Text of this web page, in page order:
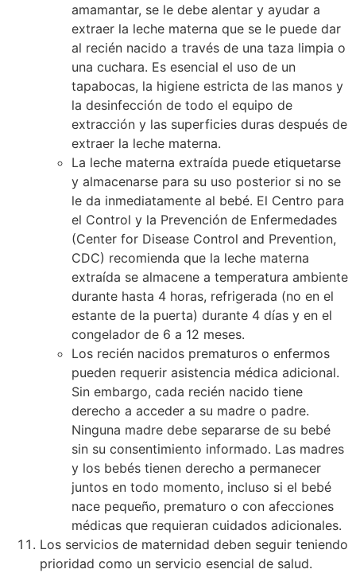
amamantar, se le debe alentar y ayudar a
extraer la leche materna que se le puede dar
al recién nacido a través de una taza limpia o
una cuchara. Es esencial el uso de un
tapabocas, la higiene estricta de las manos y
la desinfección de todo el equipo de
extracción y las superficies duras después de
extraer la leche materna.
La leche materna extraída puede etiquetarse
y almacenarse para su uso posterior si no se
le da inmediatamente al bebé. El Centro para
el Control y la Prevención de Enfermedades
(Center for Disease Control and Prevention,
CDC) recomienda que la leche materna
extraída se almacene a temperatura ambiente
durante hasta 4 horas, refrigerada (no en el
estante de la puerta) durante 4 días y en el
congelador de 6 a 12 meses.
Los recién nacidos prematuros o enfermos
pueden requerir asistencia médica adicional.
Sin embargo, cada recién nacido tiene
derecho a acceder a su madre o padre.
Ninguna madre debe separarse de su bebé
sin su consentimiento informado. Las madres
y los bebés tienen derecho a permanecer
juntos en todo momento, incluso si el bebé
nace pequeño, prematuro o con afecciones
médicas que requieran cuidados adicionales.
Los servicios de maternidad deben seguir teniendo
prioridad como un servicio esencial de salud.